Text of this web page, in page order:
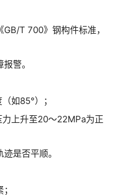
T 700》钢构件标准，
警。
如85°）；
力上升至20～22MPa为正
是否平顺。